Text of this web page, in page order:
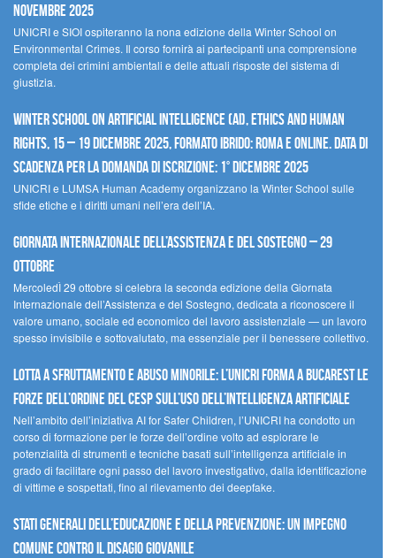
novembre 2025
UNICRI e SIOI ospiteranno la nona edizione della Winter School on
Environmental Crimes. Il corso fornirà ai partecipanti una comprensione
completa dei crimini ambientali e delle attuali risposte del sistema di
giustizia.
Winter School on Artificial Intelligence (AI), Ethics and Human
Rights, 15 – 19 dicembre 2025, Formato Ibrido: Roma e online. Data di
scadenza per la domanda di iscrizione: 1° dicembre 2025
UNICRI e LUMSA Human Academy organizzano la Winter School sulle
sfide etiche e i diritti umani nell’era dell’IA.
Giornata internazionale dell’assistenza e del sostegno – 29
ottobre
MercoledÌ 29 ottobre si celebra la seconda edizione della Giornata
Internazionale dell’Assistenza e del Sostegno, dedicata a riconoscere il
valore umano, sociale ed economico del lavoro assistenziale — un lavoro
spesso invisibile e sottovalutato, ma essenziale per il benessere collettivo.
Lotta a sfruttamento e abuso minorile: l’UNICRI forma a Bucarest le
forze dell’ordine del CESP sull’uso dell’Intelligenza Artificiale
Nell’ambito dell’iniziativa AI for Safer Children, l’UNICRI ha condotto un
corso di formazione per le forze dell’ordine volto ad esplorare le
potenzialità di strumenti e tecniche basati sull’intelligenza artificiale in
grado di facilitare ogni passo del lavoro investigativo, dalla identificazione
di vittime e sospettati, fino al rilevamento dei deepfake.
Stati Generali dell’Educazione e della Prevenzione: un impegno
comune contro il disagio giovanile